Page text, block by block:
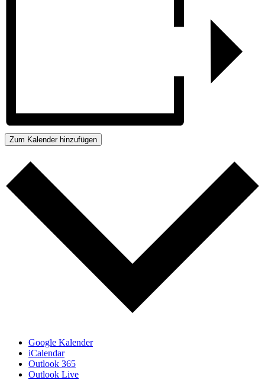
Zum Kalender hinzufügen
Google Kalender
iCalendar
Outlook 365
Outlook Live